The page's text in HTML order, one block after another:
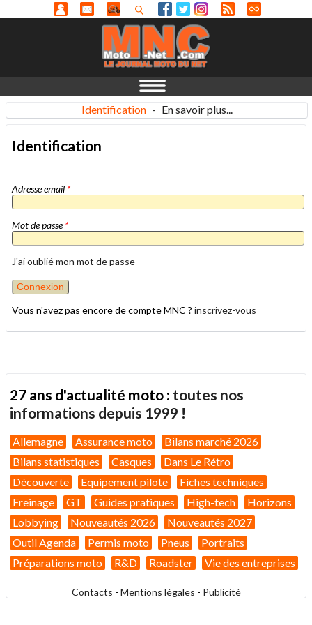
Identification - En savoir plus...
Identification
Adresse email *
Mot de passe*
J'ai oublié mon mot de passe
Vous n'avez pas encore de compte MNC ? inscrivez-vous
27 ans d'actualité moto : toutes nos
informations depuis 1999 !
Allemagne Assurance moto
Bilans marché 2026
Bilans statistiques
Casques
Dans Le Rétro
Découverte
Equipement pilote
Fiches techniques
Freinage
GT Guides pratiques High-tech
Horizons
Lobbying
Nouveautés 2026
Nouveautés 2027
Outil Agenda
Permis moto Pneus
Portraits
Préparations moto
R&D Roadster Vie des entreprises
Contacts - Mentions légales - Publicité